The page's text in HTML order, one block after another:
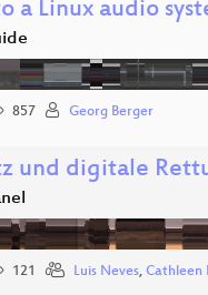
a Linux audio
857 Georg Berger
und digitale
121 Luis Neves, Cathleen